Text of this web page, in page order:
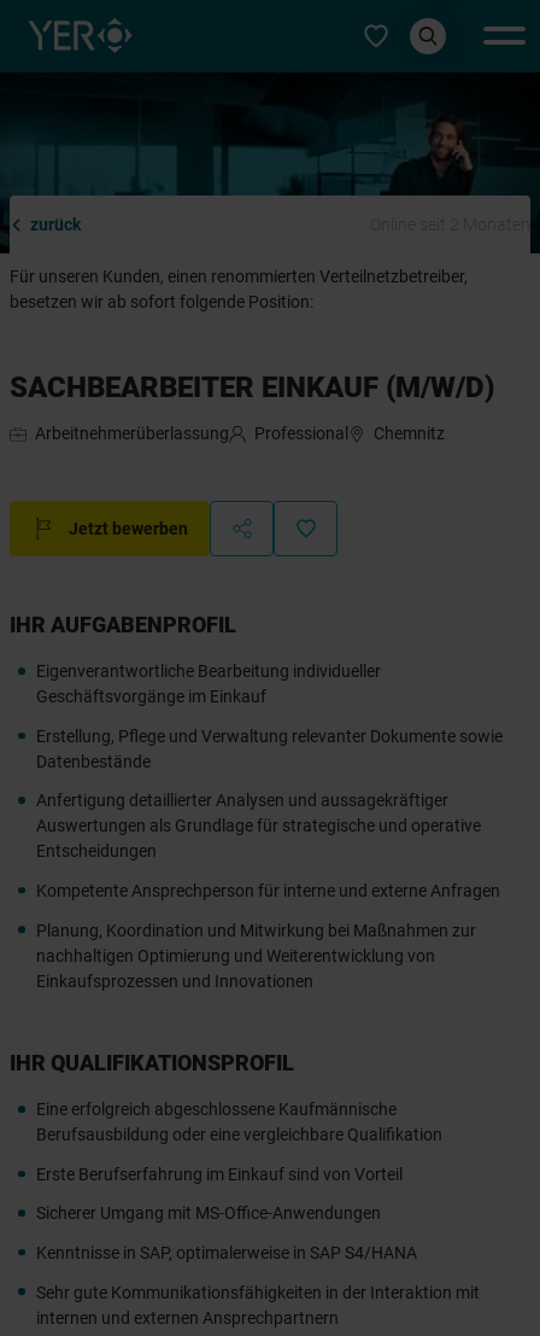
Typ auswählen
zurück
Für unseren Kunden, einen renommierten Verteilnetzbetreiber,
besetzen wir ab sofort folgende Position:
SACHBEARBEITER EINKAUF (M/W/D)
Arbeitnehmerüberlassung Professional Chemnitz
Jetzt bewerben
IHR AUFGABENPROFIL
Eigenverantwortliche Bearbeitung individueller
Geschäftsvorgänge im Einkauf
Erstellung, Pflege und Verwaltung relevanter Dokumente sowie
Datenbestände
Anfertigung detaillierter Analysen und aussagekräftiger
Auswertungen als Grundlage für strategische und operative
Entscheidungen
Kompetente Ansprechperson für interne und externe Anfragen
Planung, Koordination und Mitwirkung bei Maßnahmen zur
nachhaltigen Optimierung und Weiterentwicklung von
Einkaufsprozessen und Innovationen
IHR QUALIFIKATIONSPROFIL
Eine erfolgreich abgeschlossene Kaufmännische
Berufsausbildung oder eine vergleichbare Qualifikation
Erste Berufserfahrung im Einkauf sind von Vorteil
Sicherer Umgang mit MS-Office-Anwendungen
Kenntnisse in SAP, optimalerweise in SAP S4/HANA
Sehr gute Kommunikationsfähigkeiten in der Interaktion mit
internen und externen Ansprechpartnern